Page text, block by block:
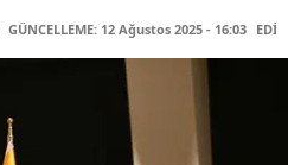
GÜNCELLEME: 12 Ağustos 2025 - 16:03